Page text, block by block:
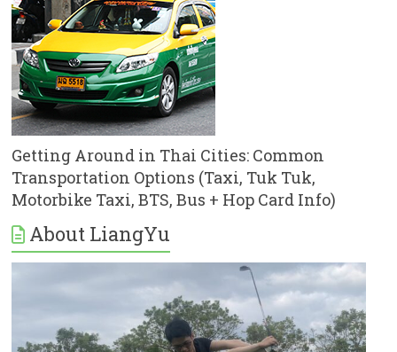
Getting Around in Thai Cities: Common
Transportation Options (Taxi, Tuk Tuk,
Motorbike Taxi, BTS, Bus + Hop Card Info)
About LiangYu